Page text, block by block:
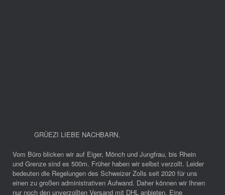
GRÜEZI LIEBE NACHBARN,
Vom Büro blicken wir auf Eiger, Mönch und Jungfrau, bis Rhein
und Grenze sind es 500m. Früher haben wir selbst verzollt. Leider
bedeuten die Regelungen des Schweizer Zolls seit 2020 für uns
einen zu großen administrativen Aufwand. Daher können wir Ihnen
nur noch den unverzollten Versand mit DHL anbieten. Eine